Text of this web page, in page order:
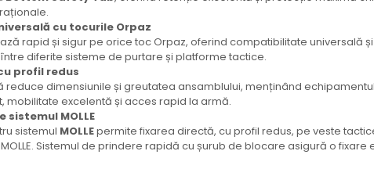
cu tocurile Orpaz
rapid și sigur pe orice toc Orpaz, oferind compatibilitate universală
diferite sisteme de purtare și platforme tactice.
profil redus
reduce dimensiunile și greutatea ansamblului, menținând
mobilitate excelentă și acces rapid la armă.
MOLLE
sistemul MOLLEpermite fixarea directă, cu profil redus, pe veste
Sistemul de prindere rapidă cu șurub de blocare asigură o fixare